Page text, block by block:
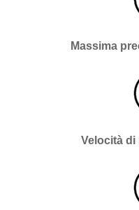
Massima
Velocità di